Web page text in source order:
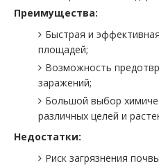
Преимущества:
Быстрая и
площадей;
Возможность
заражений;
Большой выбор
различных целей и
Недостатки:
Риск загрязнения